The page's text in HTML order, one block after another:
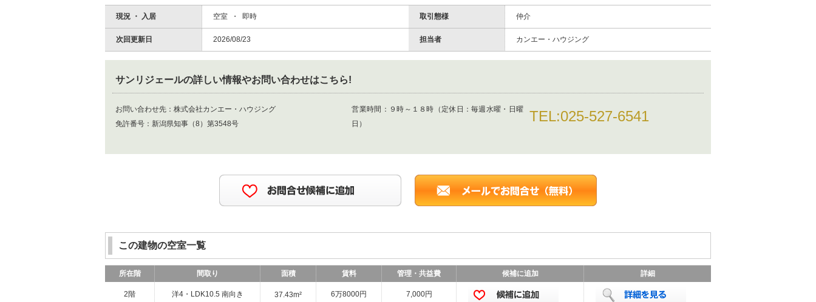
現況 ・ 入居 空室 ・ 即時 取引態様 仲介
次回更新日 2026/08/23 担当者 カンエー・ハウジング
サンリジェールの詳しい情報やお問い合わせはこちら!
お問い合わせ先： 株式会社カンエー・ハウジング
免許番号： 新潟県知事（8）第3548号
営業時間： ９時～１８時（定休日：毎週水曜・日曜
日）
TEL:025-527-6541
この建物の空室一覧
所在階 間取り 面積 賃料 管理・共益費 候補に追加 詳細
2階 洋4・LDK10.5 南向き 37.43m² 6万8000円 7,000円